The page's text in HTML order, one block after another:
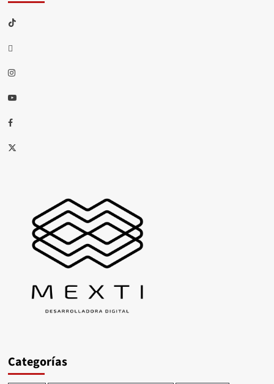
TikTok
threads
Instagram
Youtube
Facebook
X
Categorías